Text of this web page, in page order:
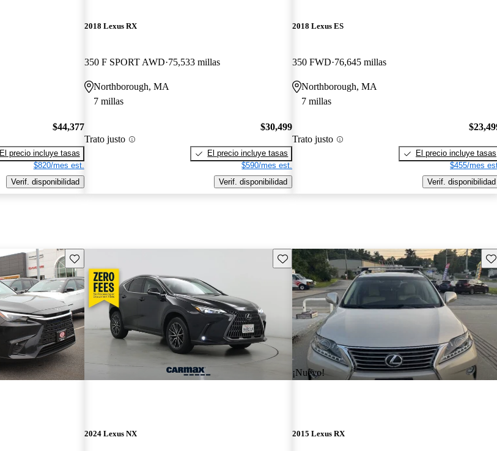
$44,377
El precio incluye tasas
$820/mes est.
Verif. disponibilidad
2018 Lexus RX
350 F SPORT AWD 75,533 millas
Northborough, MA
7 millas
Trato justo
$30,499
El precio incluye tasas
$590/mes est.
Verif. disponibilidad
2018 Lexus ES
350 FWD 76,645 millas
Northborough, MA
7 millas
Trato justo
El precio incluye tasas
$455/mes
Verif. disponibilidad
Guarda este Aviso Guarda este Aviso
2024 Lexus NX
¡Nuevo!
2015 Lexus RX